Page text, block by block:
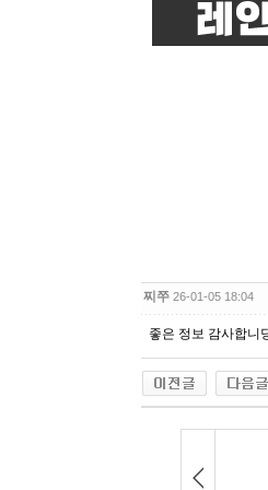
찌쭈 26-01-05 18:04
좋은 정보 감사합니